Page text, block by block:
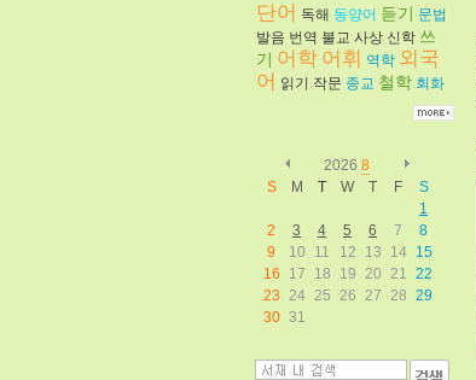
단어 독해 동양어 듣기 문법
발음 번역 불교 사상 신학 쓰
기 어학 어휘 역학 외국
어 읽기 작문 종교 철학 회화
2026 8
S
M T W T F
S
1
2
3 4 5 6 7
8
9
10 11 12 13 14
15
16
17 18 19 20 21 22
23 24 25 26 27 28 29
30 31